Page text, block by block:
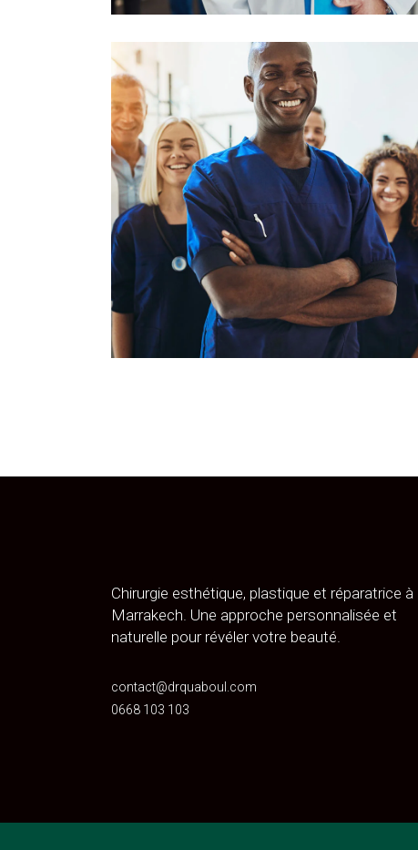
Chirurgie esthétique, plastique et réparatrice à
Marrakech. Une approche personnalisée et
naturelle pour révéler votre beauté.
contact@drquaboul.com
0668 103 103